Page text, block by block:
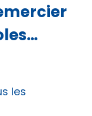
les